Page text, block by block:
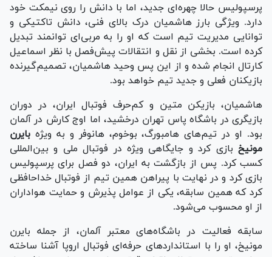
پرسپولیس حالا چهره‌ای جدید، اما با دانش را روی نیمکت خود
دارد. ویژگی بارز هاشمیان درک بالای فنی، دانش تاکتیکی و
توانایی مدیریت تیم است که او را به مربی‌ای توانمند تبدیل
کرده است. بخشی از نقل و انتقالات پیش‌فصل با نظر اسماعیل
کارتال انجام شده و از این پس وحید هاشمیان، تصمیم‌گیرنده
بازیکنان فعلی و جدید تیم خواهد بود.
هاشمیان، بازیکن متین و کم‌حرف فوتبال ایران، در دوران
بازیگری در باشگاه پاس تهران درخشید، اما اوج کارش در آلمان
بود. او در تیم‌های هامبورگ، بوخوم، هانوفر و به ویژه بایرن
مونیخ بازی کرد و جایگاهی ویژه در فوتبال ملی و بین‌المللی
کسب کرد. پس از بازگشت به ایران، دو فصل برای پرسپولیس
بازی کرد و در نهایت با پیراهن همین تیم از فوتبال خداحافظی
کرد که همین سابقه، یکی از عوامل پذیرش و حمایت هواداران
از او محسوب می‌شود.
سابقه فعالیت در باشگاه‌های معتبر آلمان، از جمله بایرن
مونیخ، او را با استاندارد‌های حرفه‌ای فوتبال اروپا آشنا ساخته